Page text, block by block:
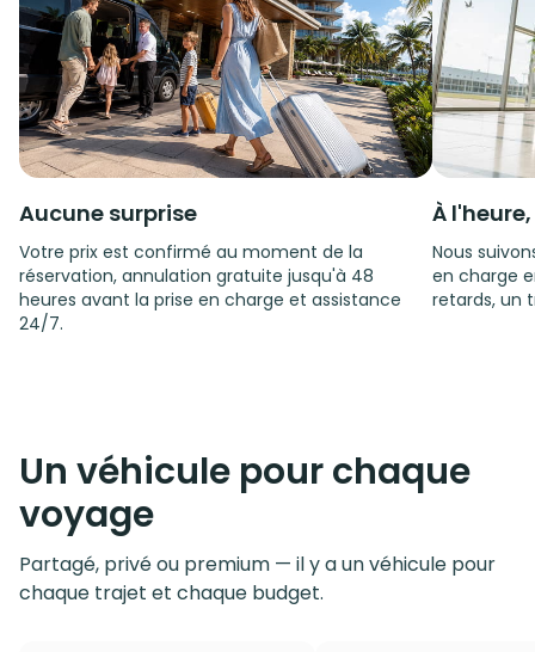
Aucune surprise
Votre prix est confirmé au moment de la
réservation, annulation gratuite jusqu'à 48
heures avant la prise en charge et assistance
24/7.
À
Nous
en charge
retards, un
Un véhicule pour chaque
voyage
Partagé, privé ou premium — il y a un véhicule pour
chaque trajet et chaque budget.